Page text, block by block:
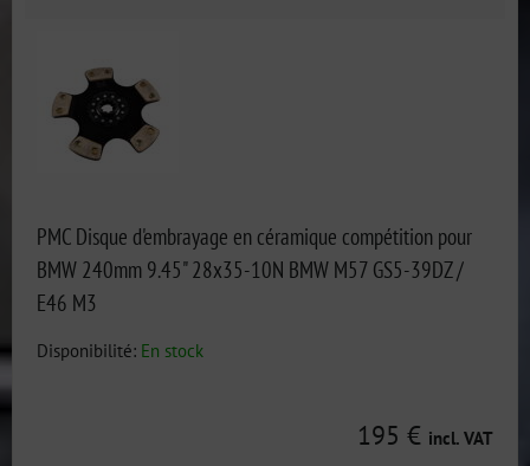
PMC Disque d'embrayage en céramique compétition pour
BMW 240mm 9.45" 28x35-10N BMW M57 GS5-39DZ /
E46 M3
Disponibilité: En stock
195 € incl. VAT